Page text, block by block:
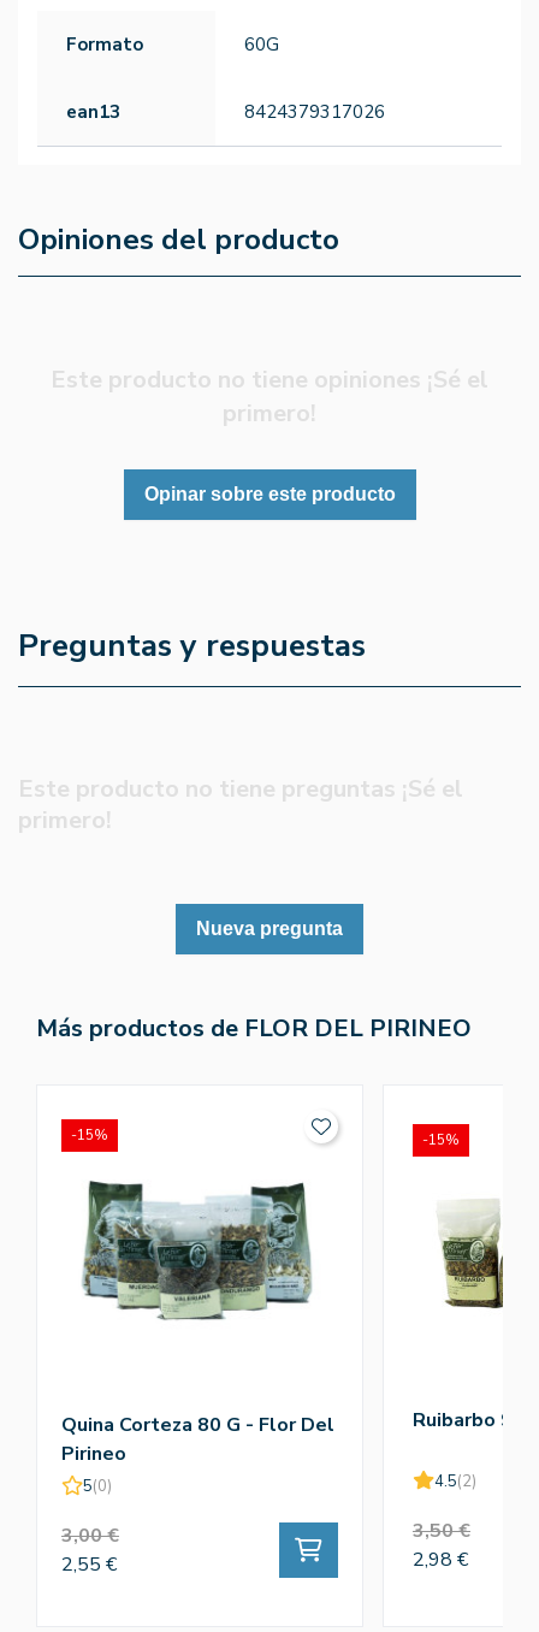
Formato 60G
ean13 8424379317026
Opiniones del producto
Este producto no tiene opiniones ¡Sé el
primero!
Opinar sobre este producto
Preguntas y respuestas
Este producto no tiene preguntas ¡Sé el
primero!
Nueva pregunta
Más productos de FLOR DEL PIRINEO
Quina Corteza 80 G - Flor Del
Pirineo
5(0)
3,00 €
2,55 €
-15%
Ruibarbo 90g
4.5(2)
3,50 €
2,98 €
-15%